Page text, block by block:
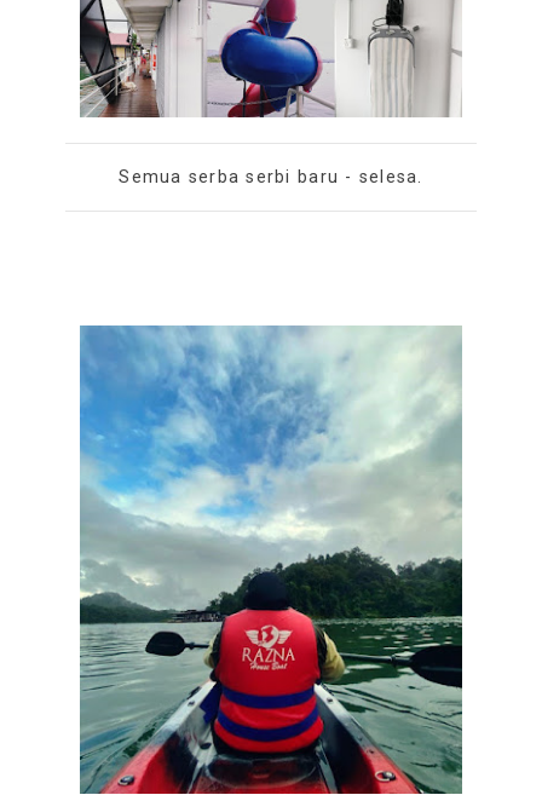
Semua serba serbi baru - selesa.